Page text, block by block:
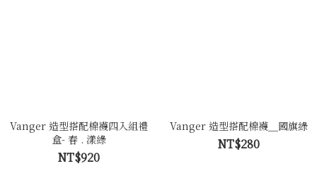
Vanger 造型搭配棉襪四入組禮
盒- 春 . 漾綠
NT$920
Vanger 造型搭配棉襪＿國旗綠
NT$280